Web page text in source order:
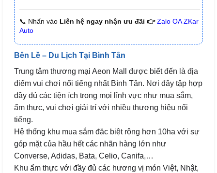
📞 Nhấn vào Liên hệ ngay nhận ưu đãi 👉 Zalo OA ZKar
Auto
Bên Lề – Du Lịch Tại Bình Tân
Trung tâm thương mại Aeon Mall được biết đến là địa
điểm vui chơi nổi tiếng nhất Bình Tân. Nơi đây tập hợp
đầy đủ các tiện ích trong mọi lĩnh vực như mua sắm,
ẩm thực, vui chơi giải trí với nhiều thương hiệu nổi
tiếng.
Hệ thống khu mua sắm đặc biệt rộng hơn 10ha với sự
góp mặt của hầu hết các nhãn hàng lớn như
Converse, Adidas, Bata, Celio, Canifa,…
Khu ẩm thực với đầy đủ các hương vị món Việt, Nhật,